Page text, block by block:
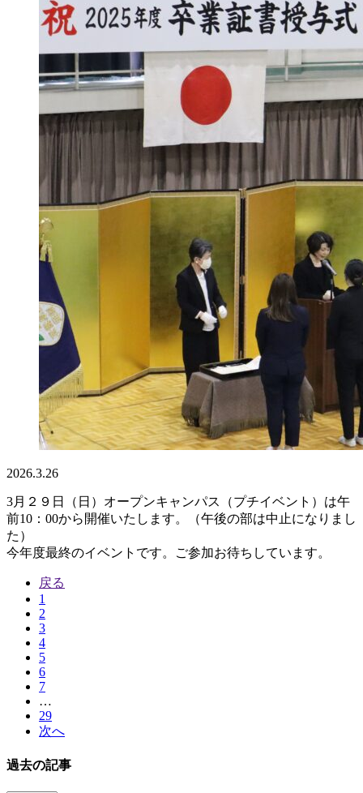
2026.3.26
3月２９日（日）オープンキャンパス（プチイベント）は午
前10：00から開催いたします。（午後の部は中止になりまし
た）
今年度最終のイベントです。ご参加お待ちしています。
戻る
1
2
3
4
5
6
7
…
29
次へ
過去の記事